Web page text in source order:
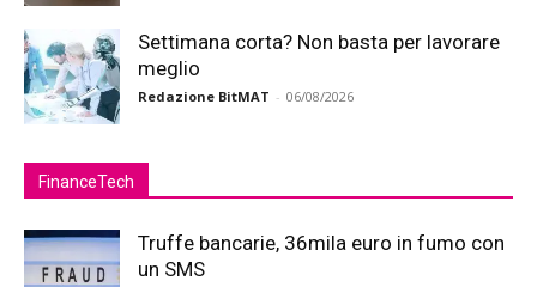
Settimana corta? Non basta per lavorare
meglio
Redazione BitMAT - 06/08/2026
FinanceTech
Truffe bancarie, 36mila euro in fumo con
un SMS